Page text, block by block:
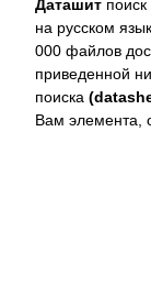
Даташит
на русском
000 файлов
приведенной
поиска
Вам элемента,